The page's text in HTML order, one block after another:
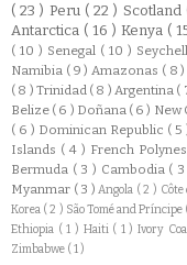
( 23 ) Peru ( 22 ) Scotland
Antarctica ( 16 ) Kenya (
( 10 ) Senegal ( 10 )
Namibia ( 9 ) Amazonas ( 8 )
( 8 ) Trinidad ( 8 )Argentina (
Belize ( 6 ) Doñana ( 6 ) New
( 6 ) Dominican Republic ( 5
Islands ( 4 ) French
Bermuda ( 3 ) Cambodia ( 3
Myanmar ( 3 )Angola ( 2 )
Korea ( 2 ) São Tomé and Príncipe
Ethiopia ( 1 ) Haiti ( 1 ) Ivory
Zimbabwe ( 1 )